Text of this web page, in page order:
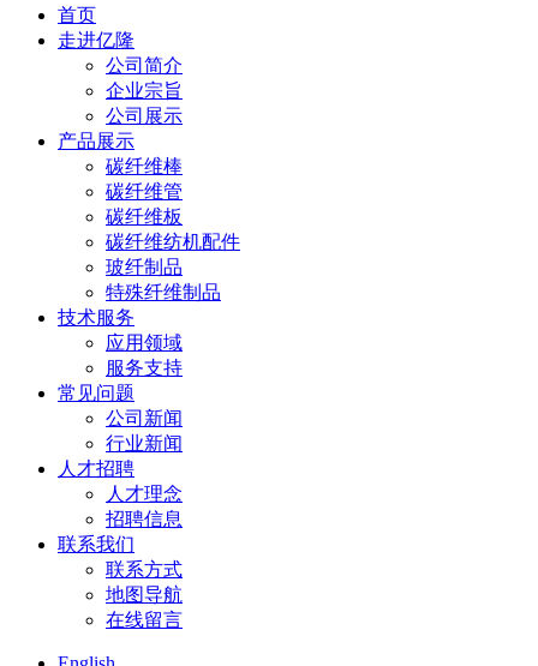
首页
走进亿隆
公司简介
企业宗旨
公司展示
产品展示
碳纤维棒
碳纤维管
碳纤维板
碳纤维纺机配件
玻纤制品
特殊纤维制品
技术服务
应用领域
服务支持
常见问题
公司新闻
行业新闻
人才招聘
人才理念
招聘信息
联系我们
联系方式
地图导航
在线留言